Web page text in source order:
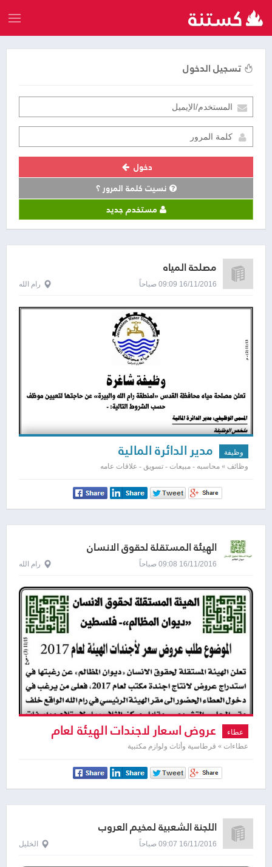
تسجيل الدخول
دخول
نسيت كلمة المرور ؟
مستخدم جديد
مصلحة المياه
16/11/2016 09:09 صباحاً رام الله
وظيفة مدير الدائرة المالية
وظائف » محاسبه - مبيعات - تسويق - علاقات عامه
الهيئة المستقلة لحقوق الانسان
16/11/2016 09:08 صباحاً رام الله
عطاء عروض اسعار لاجندات الهيئة لعام
2017
عطاءات » قرطاسية وأثاث ولوازم مكتبية
اللجنة الشعبية لمخيم العروب
16/11/2016 09:07 صباحاً الخليل